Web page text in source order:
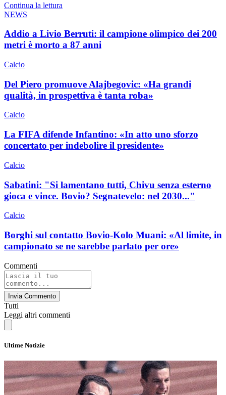
Continua la lettura
NEWS
Addio a Livio Berruti: il campione olimpico dei 200
metri è morto a 87 anni
Calcio
Del Piero promuove Alajbegovic: «Ha grandi
qualità, in prospettiva è tanta roba»
Calcio
La FIFA difende Infantino: «In atto uno sforzo
concertato per indebolire il presidente»
Calcio
Sabatini: "Si lamentano tutti, Chivu senza esterno
gioca e vince. Bovio? Segnatevelo: nel 2030..."
Calcio
Borghi sul contatto Bovio-Kolo Muani: «Al limite, in
campionato se ne sarebbe parlato per ore»
Commenti
Invia Commento
Tutti
Leggi altri commenti
Ultime Notizie